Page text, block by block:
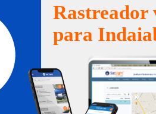
Rastreador
para